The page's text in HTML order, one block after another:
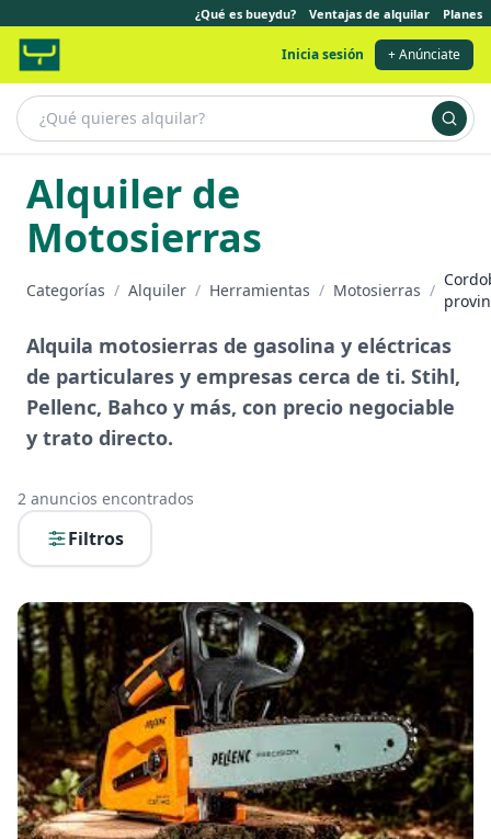
¿Qué es bueydu? Ventajas de alquilar Planes
Inicia sesión + Anúnciate
Alquiler de
Motosierras
Categorías / Alquiler / Herramientas / Motosierras /
Alquila motosierras de gasolina y eléctricas
de particulares y empresas cerca de ti. Stihl,
Pellenc, Bahco y más, con precio negociable
y trato directo.
2 anuncios encontrados
Filtros